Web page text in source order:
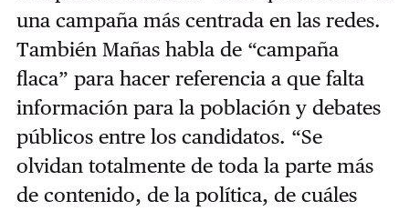
una campaña más centrada en las redes.
También Mañas habla de “campaña
flaca” para hacer referencia a que falta
información para la población y debates
públicos entre los candidatos. “Se
olvidan totalmente de toda la parte más
de contenido, de la política, de cuáles